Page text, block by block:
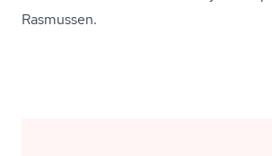
Rasmussen.